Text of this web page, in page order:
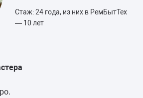
Стаж: 24 года, из них в РемБытТех
— 10 лет